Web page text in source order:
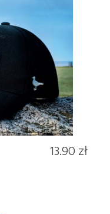
13.90 zł